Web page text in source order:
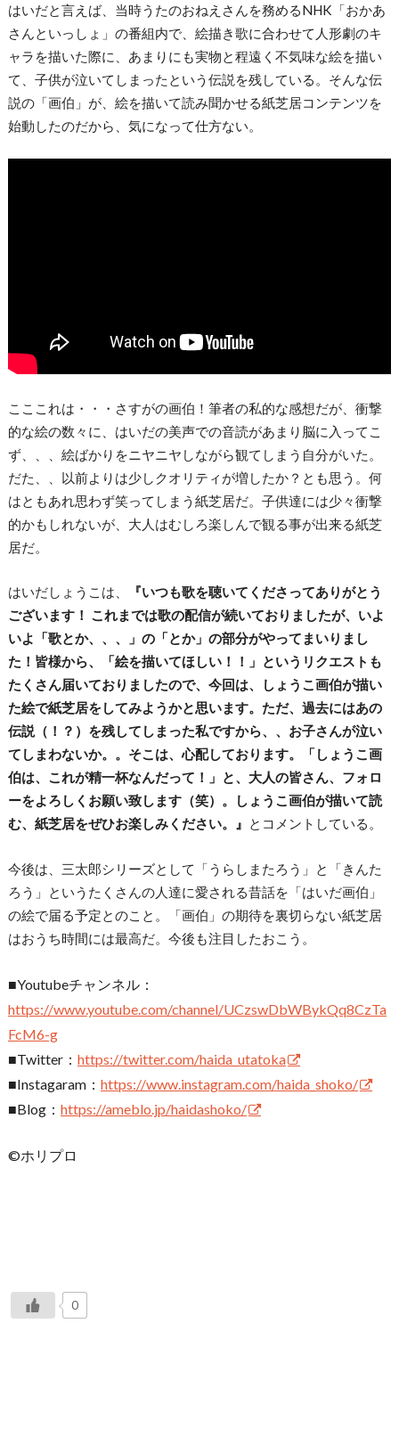
はいだと言えば、当時うたのおねえさんを務めるNHK「おかあ
さんといっしょ」の番組内で、絵描き歌に合わせて人形劇のキ
ャラを描いた際に、あまりにも実物と程遠く不気味な絵を描い
て、子供が泣いてしまったという伝説を残している。そんな伝
説の「画伯」が、絵を描いて読み聞かせる紙芝居コンテンツを
始動したのだから、気になって仕方ない。
こここれは・・・さすがの画伯！筆者の私的な感想だが、衝撃
的な絵の数々に、はいだの美声での音読があまり脳に入ってこ
ず、、、絵ばかりをニヤニヤしながら観てしまう自分がいた。
だた、、以前よりは少しクオリティが増したか？とも思う。何
はともあれ思わず笑ってしまう紙芝居だ。子供達には少々衝撃
的かもしれないが、大人はむしろ楽しんで観る事が出来る紙芝
居だ。
はいだしょうこは、
『いつも歌を聴いてくださってありがとう
ございます！ これまでは歌の配信が続いておりましたが、いよ
いよ「歌とか、、、」の「とか」の部分がやってまいりまし
た！皆様から、「絵を描いてほしい！！」というリクエストも
たくさん届いておりましたので、今回は、しょうこ画伯が描い
た絵で紙芝居をしてみようかと思います。ただ、過去にはあの
伝説（！？）を残してしまった私ですから、、お子さんが泣い
てしまわないか。。そこは、心配しております。「しょうこ画
伯は、これが精一杯なんだって！」と、大人の皆さん、フォロ
ーをよろしくお願い致します（笑）。しょうこ画伯が描いて読
む、紙芝居をぜひお楽しみください。』 とコメントしている。
今後は、三太郎シリーズとして「うらしまたろう」と「きんた
ろう」というたくさんの人達に愛される昔話を「はいだ画伯」
の絵で届る予定とのこと。「画伯」の期待を裏切らない紙芝居
はおうち時間には最高だ。今後も注目したおこう。
■Youtubeチャンネル：
https://www.youtube.com/channel/UCzswDbWBykQq8CzTa
FcM6-g
■Twitter： https://twitter.com/haida_utatoka
■Instagaram： https://www.instagram.com/haida_shoko/
■Blog： https://ameblo.jp/haidashoko/
©ホリプロ
0